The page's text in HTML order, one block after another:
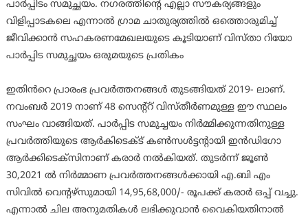
പാർപ്പി‌ടം സമുച്ഛയം. നഗരത്തിന്റെ എല്ലാ സൗകര്യങ്ങളും
വിളിപ്പാടകലെ എന്നാൽ ഗ്രാമ ചാതുര്യത്തിൽ ഒത്തൊരുമിച്ച്
ജീവിക്കാൻ സഹകരണമേഖലയുടെ കൂടിയാണ് വിസ്താ റിയോ
പാർപ്പിട സമുച്ഛയം ഒരുമയുടെ പ്രതികം
ഇതിൻറെ പ്രാരംഭ പ്രവർത്തനങ്ങൾ തുടങ്ങിയത് 2019- ലാണ്.
നവംബർ 2019 നാണ് 48 സെന്റ്റ് വിസ്തീർണമുള്ള ഈ സ്ഥലം
സംഘം വാങ്ങിയത്. പാർപ്പിട സമുച്ചയം നിർമ്മിക്കുന്നതിനുള്ള
പ്രവർത്തിയുടെ ആർകിടെക്ട് കൺസൾട്ടൻ്റായി ഇൻഡിഗോ
ആർക്കിടെക്സിനാണ് കരാർ നൽകിയത്. തുടർന്ന് ജൂൺ
30,2021 ൽ നിർമ്മാണ പ്രവർത്തനങ്ങൾക്കായി എ.ബി എം
സിവിൽ വെൻ്റഴ്‌സുമായി 14,95,68,000/- രൂപക്ക് കരാർ ഒപ്പ് വച്ചു.
എന്നാൽ ചില അനുമതികൾ ലഭിക്കുവാൻ വൈകിയതിനാൽ